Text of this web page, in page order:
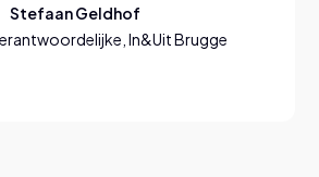
Stefaan Geldhof
In&Uit Brugge